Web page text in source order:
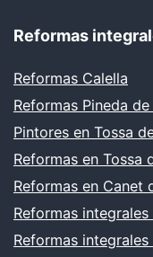
Reformas
Reformas Calella
Reformas Pineda
Pintores en Tossa
Reformas en Tossa
Reformas en Canet
Reformas integrales
Reformas integrales